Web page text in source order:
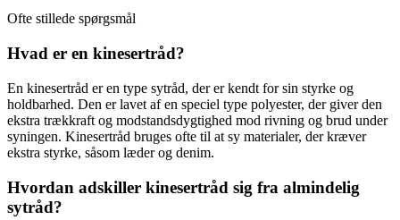
Ofte stillede spørgsmål
Hvad er en kinesertråd?
En kinesertråd er en type sytråd, der er kendt for sin styrke og
holdbarhed. Den er lavet af en speciel type polyester, der giver den
ekstra trækkraft og modstandsdygtighed mod rivning og brud under
syningen. Kinesertråd bruges ofte til at sy materialer, der kræver
ekstra styrke, såsom læder og denim.
Hvordan adskiller kinesertråd sig fra almindelig
sytråd?